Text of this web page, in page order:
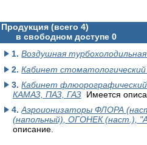
Продукция (всего 4)
в свободном доступе 0
1. Воздушная
2. Кабинет
3. Кабинет
КАМАЗ, ПАЗ, ГАЗИмеется
4. Аэроионизаторы ФЛОРА
(напольный), ОГОНЕК (наст.),
описание.